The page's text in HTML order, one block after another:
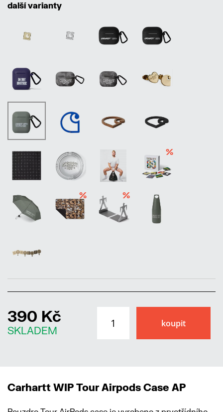
další varianty
%
% %
390 Kč
SKLADEM
Carhartt WIP Tour Airpods Case AP